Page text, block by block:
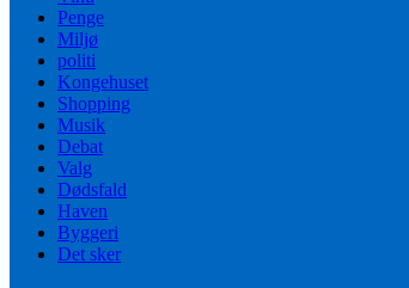
Penge
Miljø
politi
Kongehuset
Shopping
Musik
Debat
Valg
Dødsfald
Haven
Byggeri
Det sker